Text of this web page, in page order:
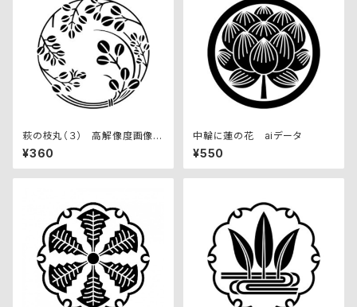
萩の枝丸（３） 高解像度画像セ
ット
¥360
中輪に蓮の花 aiデータ
¥550